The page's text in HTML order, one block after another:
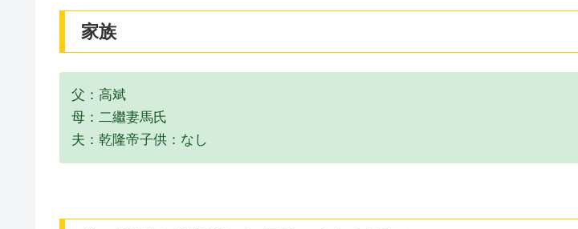
家族
父：高斌
母：二繼妻馬氏
夫：乾隆帝子供：なし